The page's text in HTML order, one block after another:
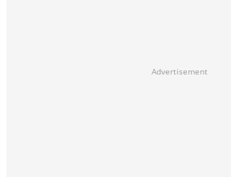
Advertisement